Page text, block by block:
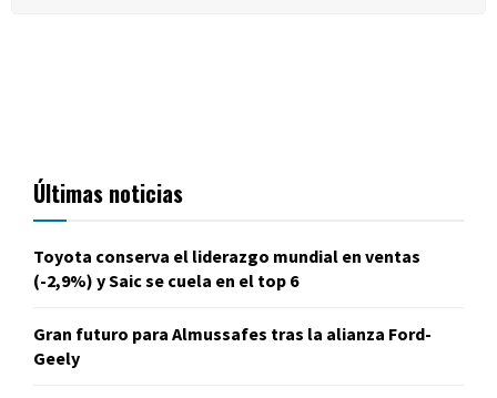
Últimas noticias
Toyota conserva el liderazgo mundial en ventas
(-2,9%) y Saic se cuela en el top 6
Gran futuro para Almussafes tras la alianza Ford-
Geely